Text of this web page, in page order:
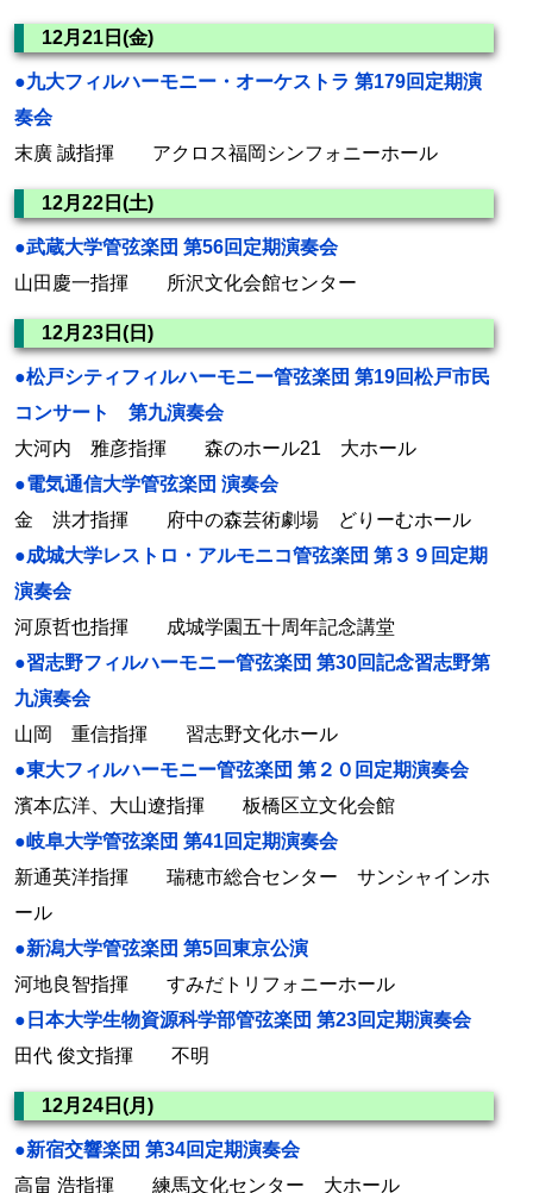
12月21日(金)
●九大フィルハーモニー・オーケストラ 第179回定期演
奏会
末廣 誠指揮 アクロス福岡シンフォニーホール
12月22日(土)
●武蔵大学管弦楽団 第56回定期演奏会
山田慶一指揮 所沢文化会館センター
12月23日(日)
●松戸シティフィルハーモニー管弦楽団 第19回松戸市民
コンサート 第九演奏会
大河内 雅彦指揮 森のホール21 大ホール
●電気通信大学管弦楽団 演奏会
金 洪才指揮 府中の森芸術劇場 どりーむホール
●成城大学レストロ・アルモニコ管弦楽団 第３９回定期
演奏会
河原哲也指揮 成城学園五十周年記念講堂
●習志野フィルハーモニー管弦楽団 第30回記念習志野第
九演奏会
山岡 重信指揮 習志野文化ホール
●東大フィルハーモニー管弦楽団 第２０回定期演奏会
濱本広洋、大山遼指揮 板橋区立文化会館
●岐阜大学管弦楽団 第41回定期演奏会
新通英洋指揮 瑞穂市総合センター サンシャインホ
ール
●新潟大学管弦楽団 第5回東京公演
河地良智指揮 すみだトリフォニーホール
●日本大学生物資源科学部管弦楽団 第23回定期演奏会
田代 俊文指揮 不明
12月24日(月)
●新宿交響楽団 第34回定期演奏会
高畠 浩指揮 練馬文化センター 大ホール